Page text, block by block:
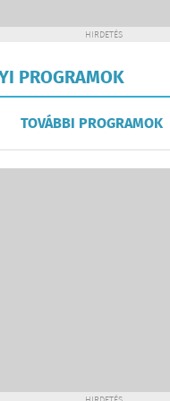
HIRDETÉS
PROGRAMOK
TOVÁBBI PROGRAMOK